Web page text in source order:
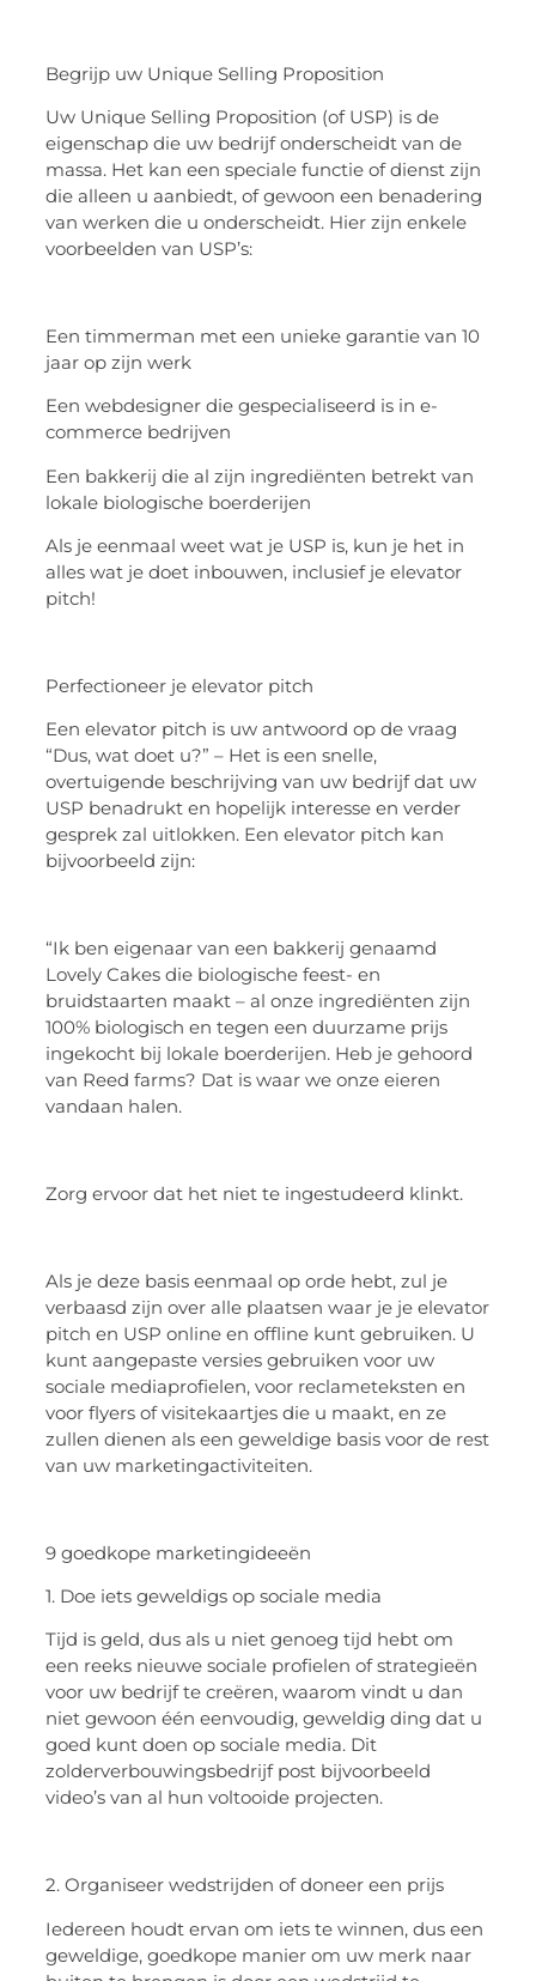
Begrijp uw Unique Selling Proposition
Uw Unique Selling Proposition (of USP) is de
eigenschap die uw bedrijf onderscheidt van de
massa. Het kan een speciale functie of dienst zijn
die alleen u aanbiedt, of gewoon een benadering
van werken die u onderscheidt. Hier zijn enkele
voorbeelden van USP’s:
Een timmerman met een unieke garantie van 10
jaar op zijn werk
Een webdesigner die gespecialiseerd is in e-
commerce bedrijven
Een bakkerij die al zijn ingrediënten betrekt van
lokale biologische boerderijen
Als je eenmaal weet wat je USP is, kun je het in
alles wat je doet inbouwen, inclusief je elevator
pitch!
Perfectioneer je elevator pitch
Een elevator pitch is uw antwoord op de vraag
“Dus, wat doet u?” – Het is een snelle,
overtuigende beschrijving van uw bedrijf dat uw
USP benadrukt en hopelijk interesse en verder
gesprek zal uitlokken. Een elevator pitch kan
bijvoorbeeld zijn:
“Ik ben eigenaar van een bakkerij genaamd
Lovely Cakes die biologische feest- en
bruidstaarten maakt – al onze ingrediënten zijn
100% biologisch en tegen een duurzame prijs
ingekocht bij lokale boerderijen. Heb je gehoord
van Reed farms? Dat is waar we onze eieren
vandaan halen.
Zorg ervoor dat het niet te ingestudeerd klinkt.
Als je deze basis eenmaal op orde hebt, zul je
verbaasd zijn over alle plaatsen waar je je elevator
pitch en USP online en offline kunt gebruiken. U
kunt aangepaste versies gebruiken voor uw
sociale mediaprofielen, voor reclameteksten en
voor flyers of visitekaartjes die u maakt, en ze
zullen dienen als een geweldige basis voor de rest
van uw marketingactiviteiten.
9 goedkope marketingideeën
1. Doe iets geweldigs op sociale media
Tijd is geld, dus als u niet genoeg tijd hebt om
een reeks nieuwe sociale profielen of strategieën
voor uw bedrijf te creëren, waarom vindt u dan
niet gewoon één eenvoudig, geweldig ding dat u
goed kunt doen op sociale media. Dit
zolderverbouwingsbedrijf post bijvoorbeeld
video’s van al hun voltooide projecten.
2. Organiseer wedstrijden of doneer een prijs
Iedereen houdt ervan om iets te winnen, dus een
geweldige, goedkope manier om uw merk naar